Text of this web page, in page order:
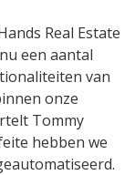
Real Estate
een aantal
van
onze
Tommy
hebben we